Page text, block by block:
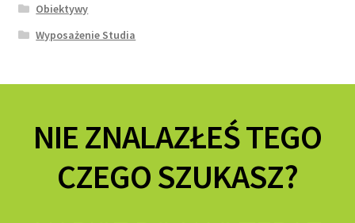
Obiektywy
Wyposażenie Studia
NIE ZNALAZŁEŚ TEGO
CZEGO SZUKASZ?